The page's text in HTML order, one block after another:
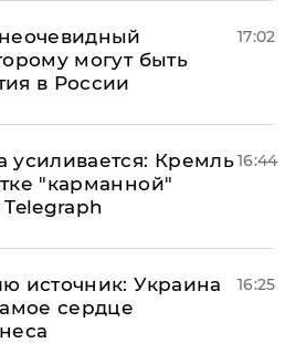
могут быть
в России
17:02
усиливается: Кремль
"карманной"
16:44
источник: Украина
сердце
16:25